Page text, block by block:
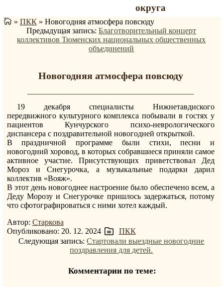
округа
» ПКК » Новогодняя атмосфера повсюду
Предыдущая запись:Благотворительный концерт
коллективов Тюменских национальных общественных
объединений
Новогодняя атмосфера повсюду
19 декабря специалисты Нижнетавдиского
передвижного культурного комплекса побывали в гостях у
пациентов Кунчурского психо-неврологического
диспансера с поздравительной новогодней открыткой.
В праздничной программе были стихи, песни и
новогодний хоровод, в которых собравшиеся приняли самое
активное участие. Присутствующих приветствовал Дед
Мороз и Снегурочка, а музыкальные подарки дарил
коллектив «Вояж».
В этот день новогоднее настроение было обеспечено всем, а
Деду Морозу и Снегурочке пришлось задержаться, потому
что сфотографироваться с ними хотел каждый.
Автор: Старкова
Опубликовано: 20. 12. 2024
ПКК
Следующая запись:Стартовали выездные новогодние
поздравления для детей.
Комментарии по теме: